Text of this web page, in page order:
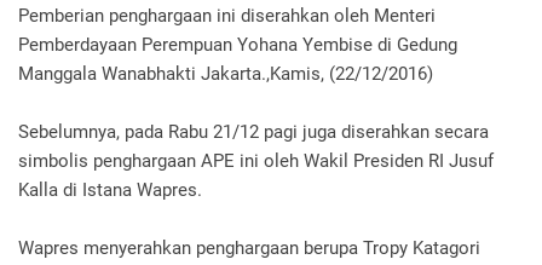
Pemberian penghargaan ini diserahkan oleh Menteri
Pemberdayaan Perempuan Yohana Yembise di Gedung
Manggala Wanabhakti Jakarta.,Kamis, (22/12/2016)‎
Sebelumnya, pada Rabu 21/12 pagi juga diserahkan secara
simbolis penghargaan APE ini oleh Wakil Presiden RI Jusuf
Kalla di Istana Wapres.
Wapres menyerahkan penghargaan berupa Tropy Katagori